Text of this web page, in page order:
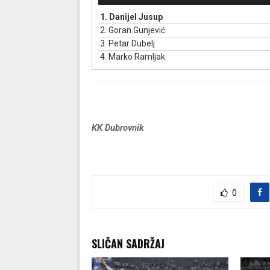
p
r
o
d
a
s
1. Danijel Jusup
2. Goran Gunjević
3. Petar Dubelj
4. Marko Ramljak
KK Dubrovnik
0
SLIČAN SADRŽAJ